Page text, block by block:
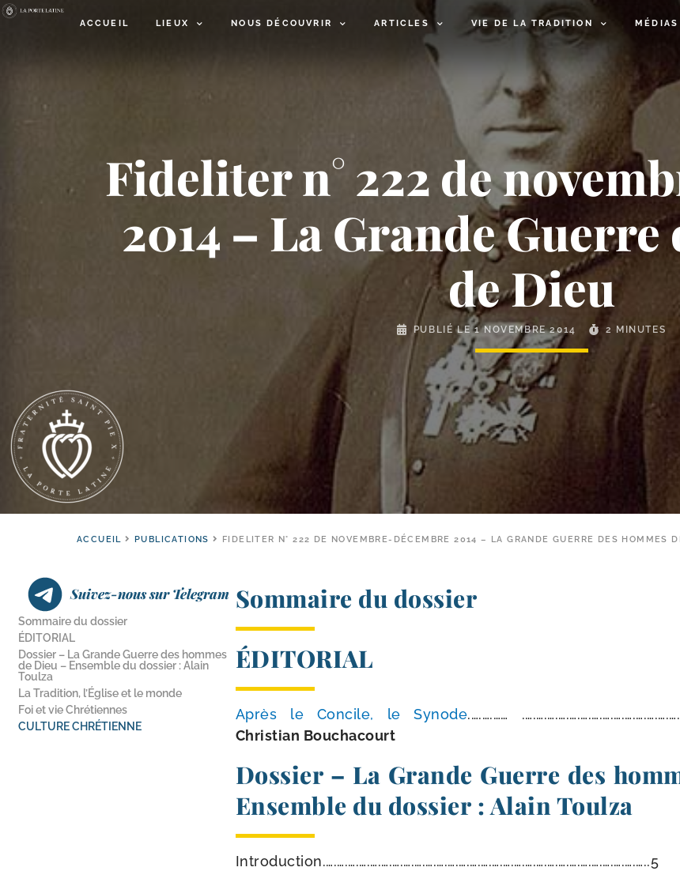
ACCUEIL LIEUX NOUS DÉCOUVRIR ARTICLES VIE DE LA TRADITION MÉDIAS
Fideliter n° 222 de
2014 – La Grande Guerre
de Dieu
PUBLIÉ LE1 NOVEMBRE 2014 2 MINUTES
ACCUEIL PUBLICATIONS FIDELITER N° 222 DE NOVEMBRE-DÉCEMBRE 2014 – LA GRANDE GUERRE DES HOMMES
Suivez-nous sur Telegram
Sommaire du dossier
ÉDITORIAL
Dossier – La Grande Guerre des hommes
de Dieu – Ensemble du dossier : Alain
Toulza
La Tradition, l’Église et le monde
Foi et vie Chrétiennes
CULTURE CHRÉTIENNE
Sommaire du dossier
ÉDITORIAL
Après le Concile, le Synode.….….……
Christian Bouchacourt
Dossier – La Grande Guerre des
Ensemble du dossier : Alain Toulza
Introduction.….….….….….….….….….….….….….….….….….….….….….….….….….….….….…..5